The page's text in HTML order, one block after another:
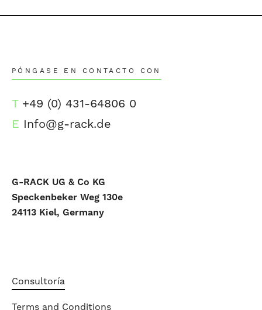
PÓNGASE EN CONTACTO CON
T+49 (0) 431-64806 0
E Info@g-rack.de
G-RACK UG & Co KG
Speckenbeker Weg 130e
24113 Kiel, Germany
Consultoría
Terms and Conditions